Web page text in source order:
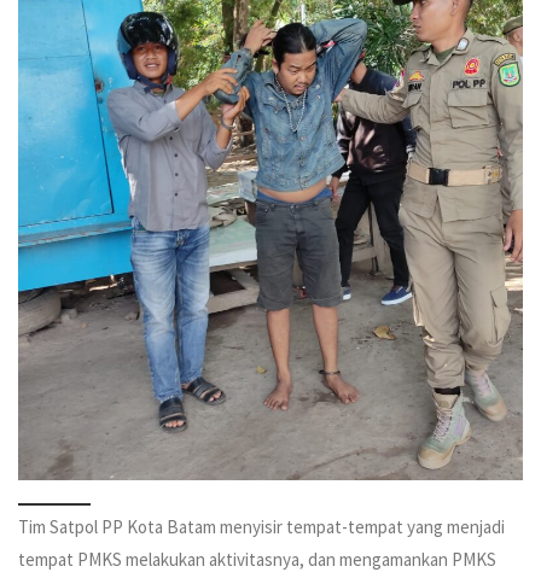
Tim Satpol PP Kota Batam menyisir tempat-tempat yang menjadi
tempat PMKS melakukan aktivitasnya, dan mengamankan PMKS